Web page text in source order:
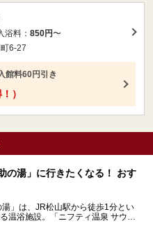
浴料： 850円〜
6-27
館料60円引き
）
の湯」に行きたくなる！ おす
湯」は、JR松山駅から徒歩1分とい
温浴施設。「ニフティ温泉 サウナ